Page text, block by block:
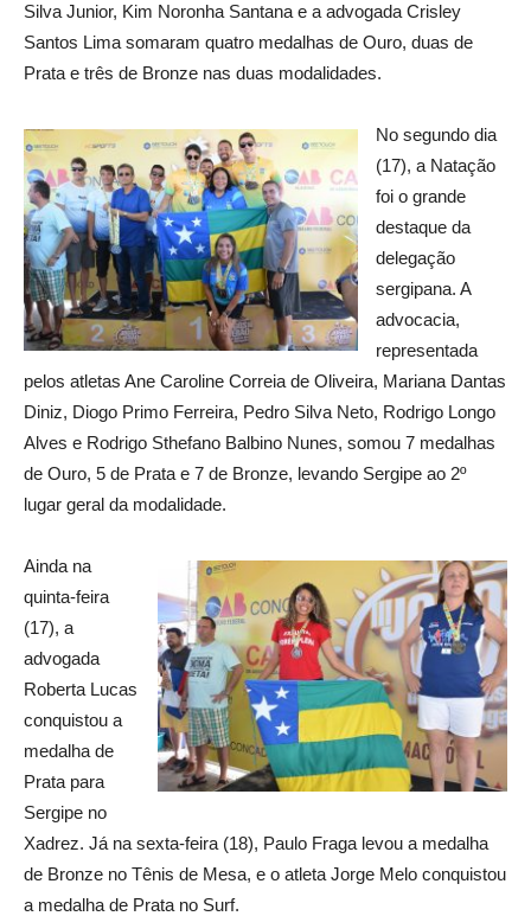
Silva Junior, Kim Noronha Santana e a advogada Crisley
Santos Lima somaram quatro medalhas de Ouro, duas de
Prata e três de Bronze nas duas modalidades.
No segundo dia
(17), a Natação
foi o grande
destaque da
delegação
sergipana. A
advocacia,
representada
pelos atletas Ane Caroline Correia de Oliveira, Mariana Dantas
Diniz, Diogo Primo Ferreira, Pedro Silva Neto, Rodrigo Longo
Alves e Rodrigo Sthefano Balbino Nunes, somou 7 medalhas
de Ouro, 5 de Prata e 7 de Bronze, levando Sergipe ao 2º
lugar geral da modalidade.
Ainda na
quinta-feira
(17), a
advogada
Roberta Lucas
conquistou a
medalha de
Prata para
Sergipe no
Xadrez. Já na sexta-feira (18), Paulo Fraga levou a medalha
de Bronze no Tênis de Mesa, e o atleta Jorge Melo conquistou
a medalha de Prata no Surf.